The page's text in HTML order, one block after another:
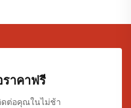
าคาฟรี
ดต่อคุณในไม่ช้า